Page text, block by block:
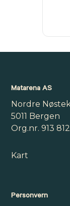
Matarena AS
Nordre
5011 Bergen
Org.nr. 913
Kart
Personvern